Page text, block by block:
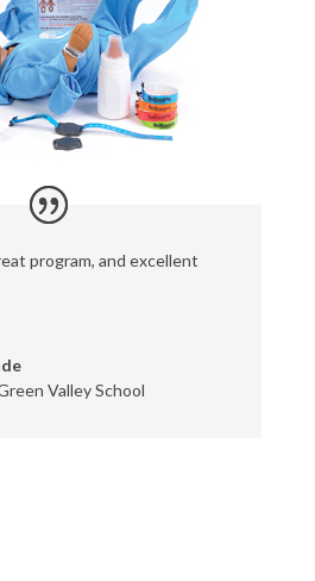
program, and excellent
Valley School